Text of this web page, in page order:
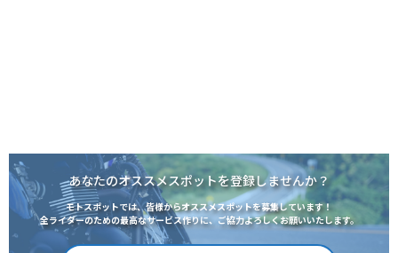
あなたのオススメスポットを登録しませんか？
モトスポットでは、皆様からオススメスポットを募集しています！
全ライダーのための最高なサービス作りに、ご協力よろしくお願いいたします。